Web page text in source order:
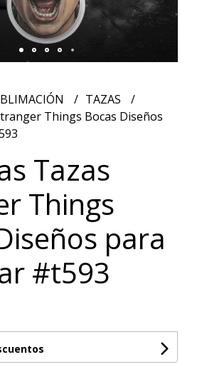
TAZAS
Things Bocas Diseños
Tazas
Things
para
#t593